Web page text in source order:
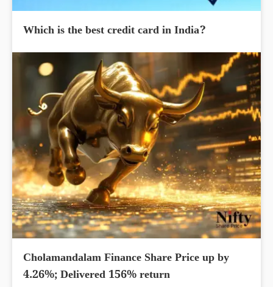
Which is the best credit card in India?
Cholamandalam Finance Share Price up by
4.26%; Delivered 156% return